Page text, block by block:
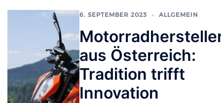
6. SEPTEMBER 2023 ALLGEMEIN
aus Österreich:
Tradition trifft
Innovation